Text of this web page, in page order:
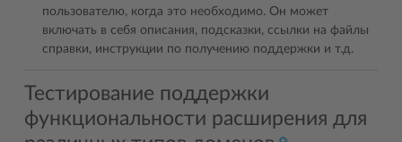
пользователю, когда это необходимо. Он может
включать в себя описания, подсказки, ссылки на файлы
справки, инструкции по получению поддержки и т.д.
Тестирование поддержки
функциональности расширения для